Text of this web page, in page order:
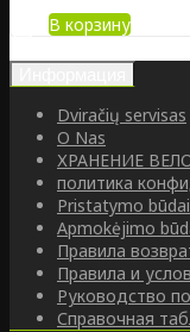
В корзину
Dviračių servisas
O Nas
ХРАНЕНИЕ
политика
Pristatymo būdai
Apmokėjimo
Правила
Правила и
Руководство
Справочная